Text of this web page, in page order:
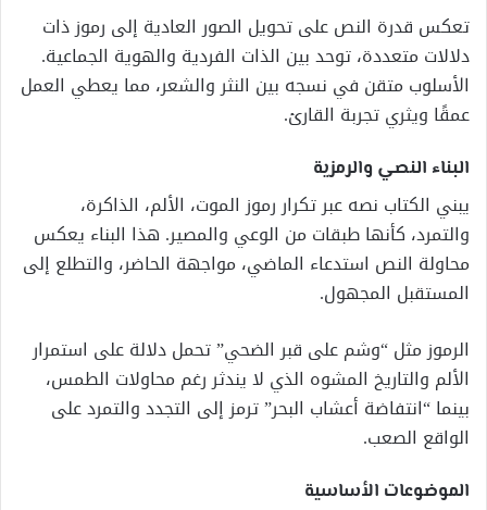
تعكس قدرة النص على تحويل الصور العادية إلى رموز ذات
دلالات متعددة، توحد بين الذات الفردية والهوية الجماعية.
الأسلوب متقن في نسجه بين النثر والشعر، مما يعطي العمل
عمقًا ويثري تجربة القارئ.
البناء النصي والرمزية
يبني الكتاب نصه عبر تكرار رموز الموت، الألم، الذاكرة،
والتمرد، كأنها طبقات من الوعي والمصير. هذا البناء يعكس
محاولة النص استدعاء الماضي، مواجهة الحاضر، والتطلع إلى
المستقبل المجهول.
الرموز مثل “وشم على قبر الضحي” تحمل دلالة على استمرار
الألم والتاريخ المشوه الذي لا يندثر رغم محاولات الطمس،
بينما “انتفاضة أعشاب البحر” ترمز إلى التجدد والتمرد على
الواقع الصعب.
الموضوعات الأساسية